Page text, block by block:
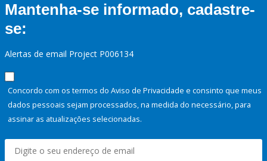
Mantenha-se informado, cadastre-
se:
Alertas de email Project P006134
Concordo com os termos do Aviso de Privacidade e consinto que meus
dados pessoais sejam processados, na medida do necessário, para
assinar as atualizações selecionadas.